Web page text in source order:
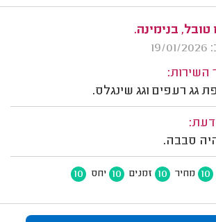
טובל, בנימינה.
השירות:
גג רעפים וגג שינגלס.
דעת:
סבבה.
10 מחיר 10 זמנים 10 יחס 10